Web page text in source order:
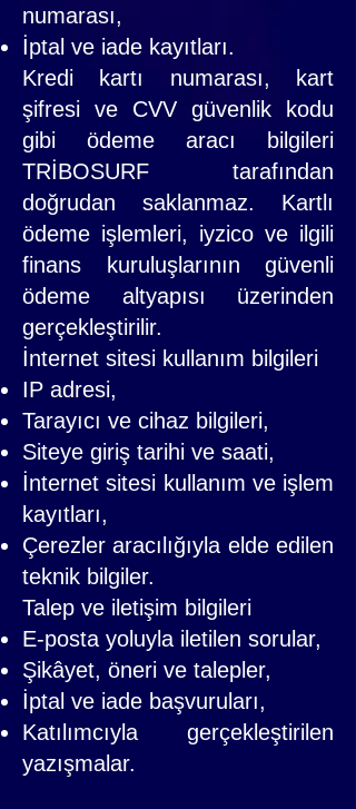
numarası,
İptal ve iade kayıtları.
Kredi kartı numarası, kart
şifresi ve CVV güvenlik kodu
gibi ödeme aracı bilgileri
TRİBOSURF tarafından
doğrudan saklanmaz. Kartlı
ödeme işlemleri, iyzico ve ilgili
finans kuruluşlarının güvenli
ödeme altyapısı üzerinden
gerçekleştirilir.
İnternet sitesi kullanım bilgileri
IP adresi,
Tarayıcı ve cihaz bilgileri,
Siteye giriş tarihi ve saati,
İnternet sitesi kullanım ve işlem
kayıtları,
Çerezler aracılığıyla elde edilen
teknik bilgiler.
Talep ve iletişim bilgileri
E-posta yoluyla iletilen sorular,
Şikâyet, öneri ve talepler,
İptal ve iade başvuruları,
Katılımcıyla gerçekleştirilen
yazışmalar.